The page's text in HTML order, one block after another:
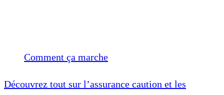
Comment ça marche
Découvrez tout sur l’assurance caution et les